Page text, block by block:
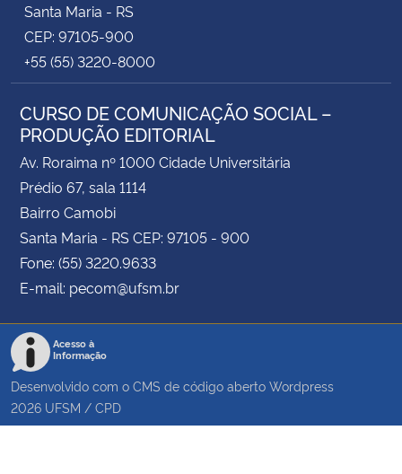
Santa Maria - RS
CEP: 97105-900
+55 (55) 3220-8000
CURSO DE COMUNICAÇÃO SOCIAL –
PRODUÇÃO EDITORIAL
Av. Roraima nº 1000 Cidade Universitária
Prédio 67, sala 1114
Bairro Camobi
Santa Maria - RS CEP: 97105 - 900
Fone: (55) 3220.9633
E-mail: pecom@ufsm.br
Acesso à
Informação
Desenvolvido com o CMS de código aberto Wordpress
2026 UFSM / CPD